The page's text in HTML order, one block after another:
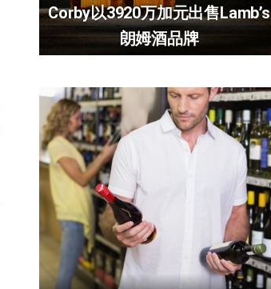
Corby以3920万加元出售Lamb’s
朗姆酒品牌